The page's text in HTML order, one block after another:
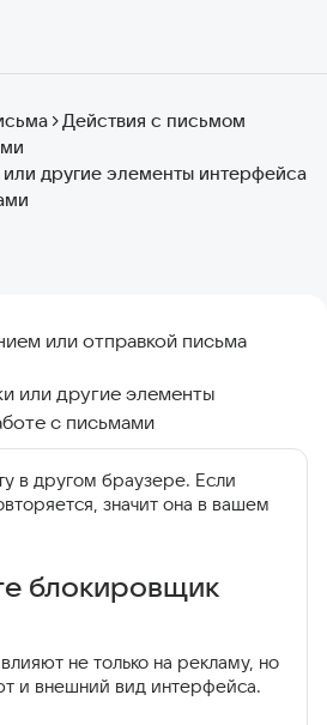
Действия с письмом
другие элементы интерфейса
или отправкой письма
или другие элементы
с письмами
в другом браузере. Если
значит она в вашем
блокировщик
не только на рекламу, но
и внешний вид интерфейса.